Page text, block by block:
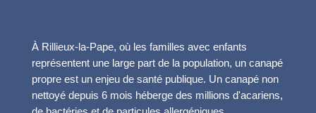
À Rillieux-la-Pape, où les familles avec enfants
représentent une large part de la population, un canapé
propre est un enjeu de santé publique. Un canapé non
nettoyé depuis 6 mois héberge des millions d'acariens,